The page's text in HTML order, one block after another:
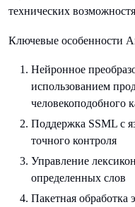
технических
Ключевые особенности
Нейронное
использованием
человекоподобного
Поддержка SSML с
точного контроля
Управление
определенных слов
Пакетная обработка